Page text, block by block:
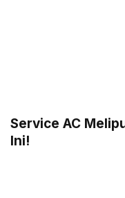
Service AC
Ini!